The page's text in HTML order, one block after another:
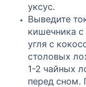
уксус.
Выведите
кишечника
угля с
столовых
1-2 чайных
перед сном.